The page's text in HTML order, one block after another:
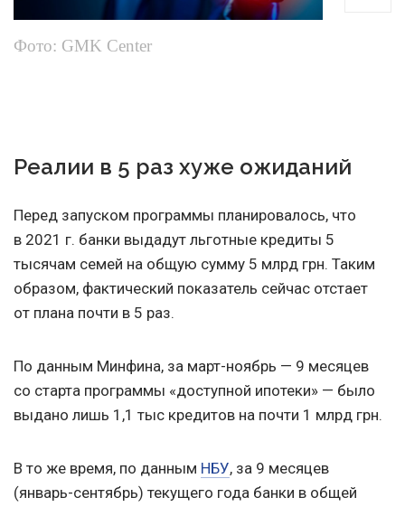
Фото: GMK Center
Реалии в 5 раз хуже ожиданий
Перед запуском программы планировалось, что
в 2021 г. банки выдадут льготные кредиты 5
тысячам семей на общую сумму 5 млрд грн. Таким
образом, фактический показатель сейчас отстает
от плана почти в 5 раз.
По данным Минфина, за март-ноябрь — 9 месяцев
со старта программы «доступной ипотеки» — было
выдано лишь 1,1 тыс кредитов на почти 1 млрд грн.
В то же время, по данным НБУ, за 9 месяцев
(январь-сентябрь) текущего года банки в общей